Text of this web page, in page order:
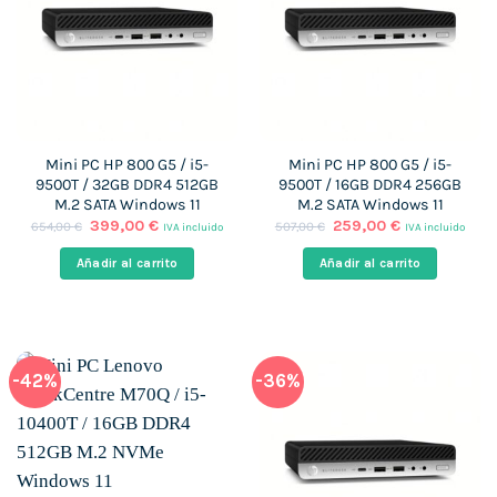
Mini PC HP 800 G5 / i5-
9500T / 32GB DDR4 512GB
M.2 SATA Windows 11
654,00€ El
original
era:
399,00€El
actual
es:
IVA incluido
Añadir al carrito
Mini PC HP 800 G5 / i5-
9500T / 16GB DDR4 256GB
M.2 SATA Windows 11
507,00€ El
original
era:
259,00€El
actual
es:
IVA incluido
Añadir al carrito
-42% -36%